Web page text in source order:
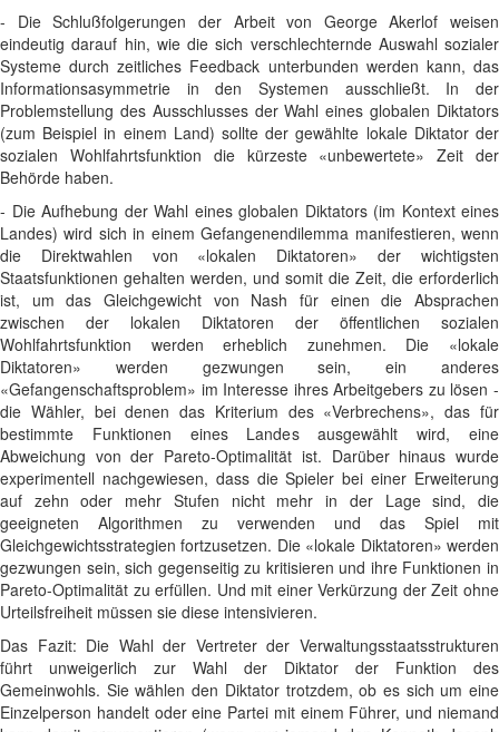
- Die Schlußfolgerungen der Arbeit von George Akerlof weisen
eindeutig darauf hin, wie die sich verschlechternde Auswahl sozialer
Systeme durch zeitliches Feedback unterbunden werden kann, das
Informationsasymmetrie in den Systemen ausschließt. In der
Problemstellung des Ausschlusses der Wahl eines globalen Diktators
(zum Beispiel in einem Land) sollte der gewählte lokale Diktator der
sozialen Wohlfahrtsfunktion die kürzeste «unbewertete» Zeit der
Behörde haben.
- Die Aufhebung der Wahl eines globalen Diktators (im Kontext eines
Landes) wird sich in einem Gefangenendilemma manifestieren, wenn
die Direktwahlen von «lokalen Diktatoren» der wichtigsten
Staatsfunktionen gehalten werden, und somit die Zeit, die erforderlich
ist, um das Gleichgewicht von Nash für einen die Absprachen
zwischen der lokalen Diktatoren der öffentlichen sozialen
Wohlfahrtsfunktion werden erheblich zunehmen. Die «lokale
Diktatoren» werden gezwungen sein, ein anderes
«Gefangenschaftsproblem» im Interesse ihres Arbeitgebers zu lösen -
die Wähler, bei denen das Kriterium des «Verbrechens», das für
bestimmte Funktionen eines Landes ausgewählt wird, eine
Abweichung von der Pareto-Optimalität ist. Darüber hinaus wurde
experimentell nachgewiesen, dass die Spieler bei einer Erweiterung
auf zehn oder mehr Stufen nicht mehr in der Lage sind, die
geeigneten Algorithmen zu verwenden und das Spiel mit
Gleichgewichtsstrategien fortzusetzen. Die «lokale Diktatoren» werden
gezwungen sein, sich gegenseitig zu kritisieren und ihre Funktionen in
Pareto-Optimalität zu erfüllen. Und mit einer Verkürzung der Zeit ohne
Urteilsfreiheit müssen sie diese intensivieren.
Das Fazit: Die Wahl der Vertreter der Verwaltungsstaatsstrukturen
führt unweigerlich zur Wahl der Diktator der Funktion des
Gemeinwohls. Sie wählen den Diktator trotzdem, ob es sich um eine
Einzelperson handelt oder eine Partei mit einem Führer, und niemand